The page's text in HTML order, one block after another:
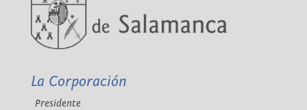
La Corporación
Presidente